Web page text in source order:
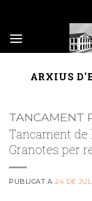
content
ARXIUS
TANCAMENT
Tancament de
Granotes per
PUBLICAT A24 DE